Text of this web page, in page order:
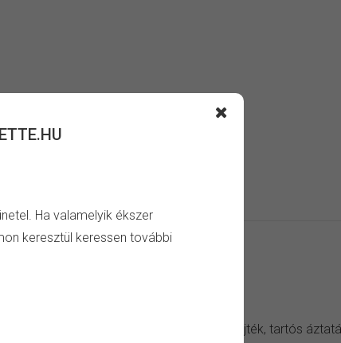
Ha valamelyik ékszer
keresztül keressen további
Szín:ezüst, vörös, zöld
szappan, sampon, vegyszer, verejték, tartós